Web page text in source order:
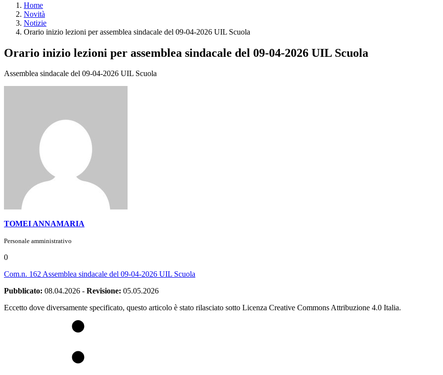
Home
Novità
Notizie
Orario inizio lezioni per assemblea sindacale del 09-04-2026 UIL Scuola
Orario inizio lezioni per assemblea sindacale del 09-04-2026 UIL Scuola
Assemblea sindacale del 09-04-2026 UIL Scuola
TOMEI ANNAMARIA
Personale amministrativo
0
Com.n. 162 Assemblea sindacale del 09-04-2026 UIL Scuola
Pubblicato: 08.04.2026 - Revisione: 05.05.2026
Eccetto dove diversamente specificato, questo articolo è stato rilasciato sotto Licenza Creative Commons Attribuzione 4.0 Italia.